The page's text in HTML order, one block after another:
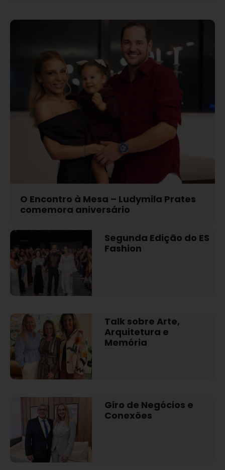
O Encontro à Mesa – Ludymila Prates
comemora aniversário
Segunda Edição do ES
Fashion
Talk sobre Arte,
Arquitetura e
Memória
Giro de Negócios e
Conexões